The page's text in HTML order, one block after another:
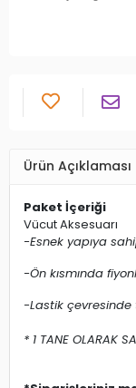
Ürün Açıklaması
Paket İçeriği
Vücut Aksesuarı
-Esnek yapıya
-Ön kısmında
-Lastik